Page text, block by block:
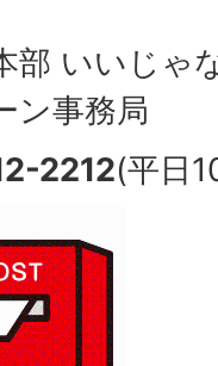
部 いいじゃ
ン事務局
2212(平日